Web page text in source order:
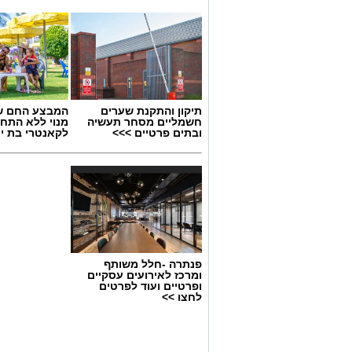
צילומים: משרד הבריאות
תיקון והתקנת שערים
חשמליים מסחר תעשיה
ובתים פרטיים >>>
המבצע החם
מנוי ללא
לקאנטרי בת
פנתרה -חלל משותף
ומרכז לאירועים עסקיים
ופרטיים ועוד לפרטים
לחצו >>